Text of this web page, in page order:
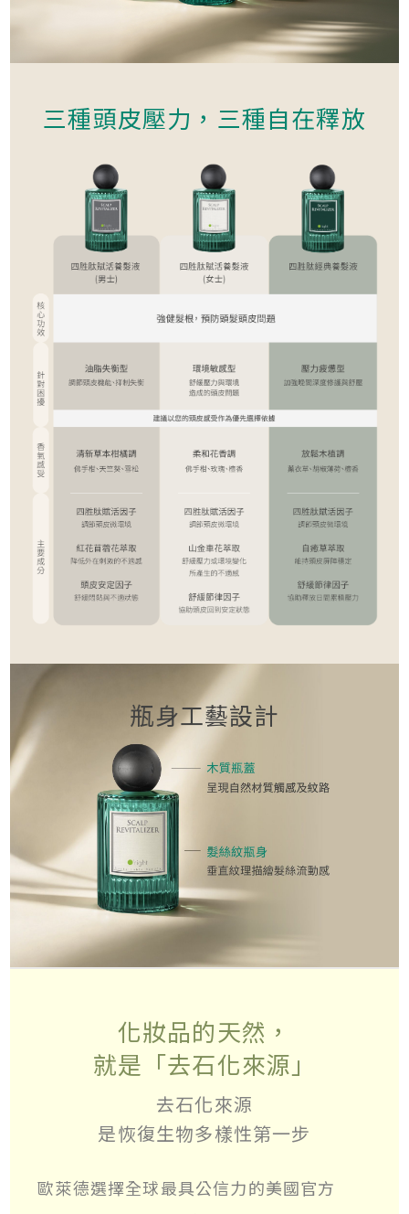
三種頭皮壓力，三種自在釋放
瓶身工藝設計
化妝品的天然，
就是「去石化來源」
去石化來源
是恢復生物多樣性第一步
歐萊德選擇全球最具公信力的美國官方